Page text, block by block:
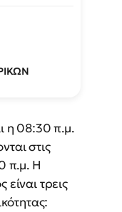
η 08:30 π.μ.
στις
π.μ. Η
τρεις